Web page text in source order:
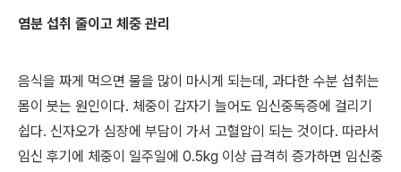
염분 섭취 줄이고 체중 관리
음식을 짜게 먹으면 물을 많이 마시게 되는데, 과다한 수분 섭취는
몸이 붓는 원인이다. 체중이 갑자기 늘어도 임신중독증에 걸리기
쉽다. 신자오가 심장에 부담이 가서 고혈압이 되는 것이다. 따라서
임신 후기에 체중이 일주일에 0.5kg 이상 급격히 증가하면 임신중